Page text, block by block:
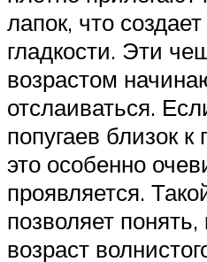
лапок, что
гладкости. Эти
возрастом
отслаиваться.
попугаев близок
это особенно
проявляется.
позволяет понять,
возраст